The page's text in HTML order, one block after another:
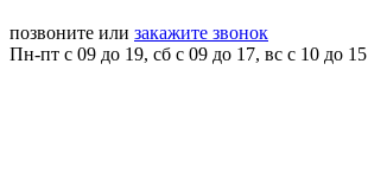
позвоните или закажите звонок
Пн-пт с 09 до 19, сб с 09 до 17, вс c 10 до 15